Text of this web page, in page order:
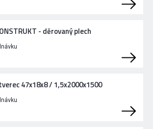
- děrovaný plech
47x18x8 / 1,5x2000x1500